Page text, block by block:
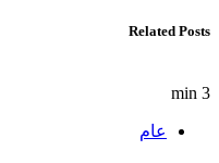
Related Posts
3 min
عام